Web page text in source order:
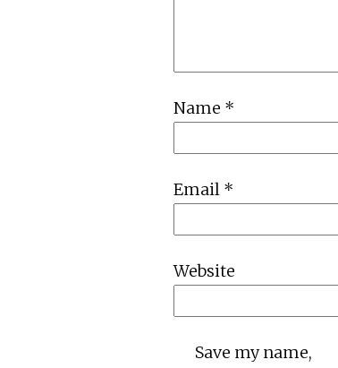
Name *
Email *
Website
Save my name,